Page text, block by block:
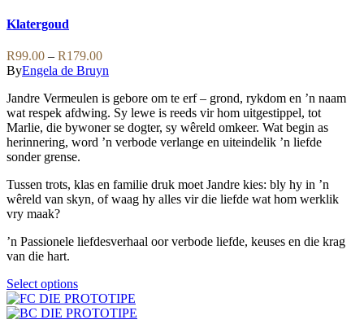
be
chosen
on
the
product
page
variants.
The
options
may
be
chosen
on
page
Klatergoud
R99.00 – R179.00Price
range:
through
R179.00
ByEngela de Bruyn
Jandre Vermeulen is gebore om te erf – grond, rykdom en ’n naam
wat respek afdwing. Sy lewe is reeds vir hom uitgestippel, tot
Marlie, die bywoner se dogter, sy wêreld omkeer. Wat begin as
herinnering, word ’n verbode verlange en uiteindelik ’n liefde
sonder grense.
Tussen trots, klas en familie druk moet Jandre kies: bly hy in ’n
wêreld van skyn, of waag hy alles vir die liefde wat hom werklik
vry maak?
’n Passionele liefdesverhaal oor verbode liefde, keuses en die krag
van die hart.
Select optionsThis
product
has